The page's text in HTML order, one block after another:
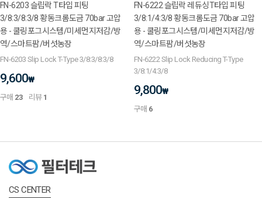
FN-6203 슬립락 T타입 피팅
3/8:3/8:3/8 황동크롬도금 70bar 고압
용 - 쿨링포그시스템/미세먼지저감/방
역/스마트팜/버섯농장
FN-6203 Slip Lock T-Type 3/8:3/8:3/8
9,600₩
구매 23 리뷰 1
FN-6222 슬립락 레듀싱T타입 피팅
3/8:1/4:3/8 황동크롬도금 70bar 고압
용 - 쿨링포그시스템/미세먼지저감/방
역/스마트팜/버섯농장
FN-6222 Slip Lock Reducing T-Type
3/8:1/4:3/8
9,800₩
구매 6
CS CENTER